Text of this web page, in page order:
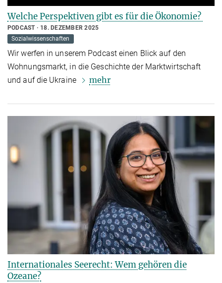
Welche Perspektiven gibt es für die Ökonomie?
PODCAST
18. DEZEMBER 2025
Sozialwissenschaften
Wir werfen in unserem Podcast einen Blick auf den
Wohnungsmarkt, in die Geschichte der Marktwirtschaft
und auf die Ukraine
mehr
Internationales Seerecht: Wem gehören die
Ozeane?